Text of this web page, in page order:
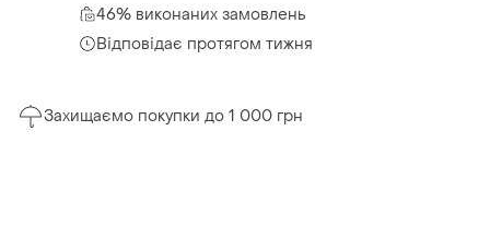
46% виконаних замовлень
Відповідає протягом тижня
Захищаємо покупки до 1 000 грн